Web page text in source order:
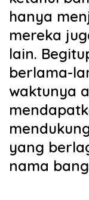
hanya
mereka
lain.
berlama-
waktunya
yang
nama